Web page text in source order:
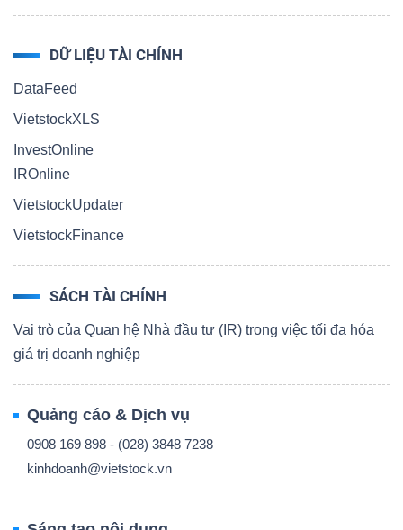
DỮ LIỆU TÀI CHÍNH
DataFeed
VietstockXLS
InvestOnline
IROnline
VietstockUpdater
VietstockFinance
SÁCH TÀI CHÍNH
Vai trò của Quan hệ Nhà đầu tư (IR) trong việc tối đa hóa
giá trị doanh nghiệp
Quảng cáo & Dịch vụ
0908 169 898 - (028) 3848 7238
kinhdoanh@vietstock.vn